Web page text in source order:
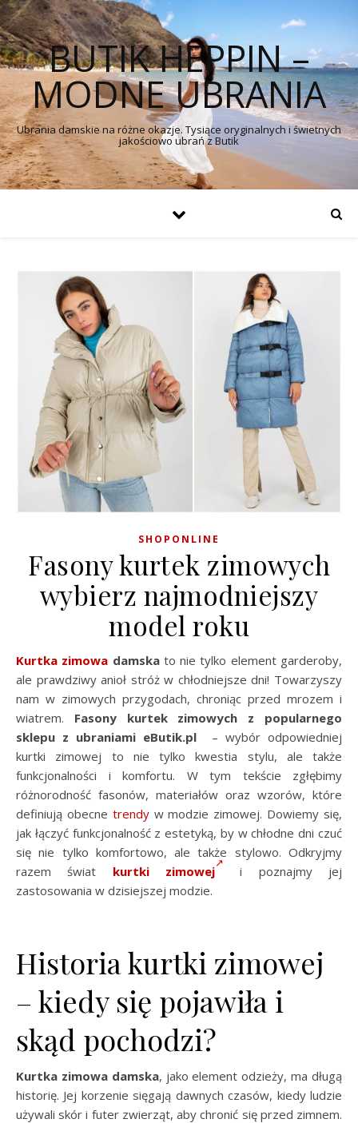
BUTIK HEPPIN –
MODNE UBRANIA
Ubrania damskie na różne okazje. Tysiące oryginalnych i świetnych
jakościowo ubrań z Butik
SHOPONLINE
Fasony kurtek zimowych
wybierz najmodniejszy
model roku
Kurtka zimowa damskato nie tylko element garderoby,
ale prawdziwy anioł stróż w chłodniejsze dni! Towarzyszy
nam w zimowych przygodach, chroniąc przed mrozem i
wiatrem. Fasony kurtek zimowych z popularnego
sklepu z ubraniami eButik.pl
– wybór odpowiedniej
kurtki zimowej to nie tylko kwestia stylu, ale także
funkcjonalności i komfortu. W tym tekście zgłębimy
różnorodność fasonów, materiałów oraz wzorów, które
definiują obecne trendyw modzie zimowej. Dowiemy się,
jak łączyć funkcjonalność z estetyką, by w chłodne dni czuć
się nie tylko komfortowo, ale także stylowo. Odkryjmy
razem świat kurtki zimowej
i poznajmy jej
zastosowania w dzisiejszej modzie.
Historia kurtki zimowej
– kiedy się pojawiła i
skąd pochodzi?
Kurtka zimowa damska, jako element odzieży, ma długą
historię. Jej korzenie sięgają dawnych czasów, kiedy ludzie
używali skór i futer zwierząt, aby chronić się przed zimnem.